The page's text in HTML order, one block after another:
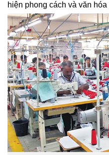
hiện phong cách và văn